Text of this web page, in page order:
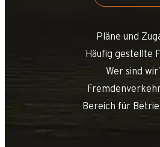
Pläne und
Häufig gestellte
Wer sind
Bereich für